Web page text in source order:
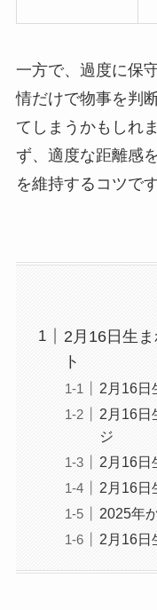
一方で、過度に保
情だけで物事を判
てしまうかもしれ
ず、適度な距離感
を維持するコツです
2月16日生
ト
2月16日
2月16日
ジ
2月16日
2月16日
2025年
2月16日